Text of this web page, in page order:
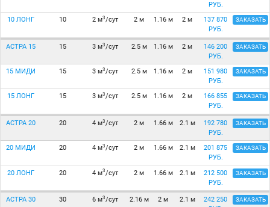
РУБ.
10 ЛОНГ 10 2 м3/сут 2 м 1.16 м 2 м
137 870
РУБ.
ЗАКАЗАТЬ
АСТРА 15 15 3 м3/сут 2.5 м 1.16 м 2 м
146 200
РУБ.
ЗАКАЗАТЬ
15 МИДИ 15 3 м3/сут 2.5 м 1.16 м 2 м
151 980
РУБ.
ЗАКАЗАТЬ
15 ЛОНГ 15 3 м3/сут 2.5 м 1.16 м 2 м
166 855
РУБ.
ЗАКАЗАТЬ
АСТРА 20 20 4 м3/сут 2 м 1.66 м 2.1 м
192 780
РУБ.
ЗАКАЗАТЬ
20 МИДИ 20 4 м3/сут 2 м 1.66 м 2.1 м
201 875
РУБ.
ЗАКАЗАТЬ
20 ЛОНГ 20 4 м3/сут 2 м 1.66 м 2.1 м
212 500
РУБ.
ЗАКАЗАТЬ
АСТРА 30 30 6 м3/сут 2.16 м 2 м 2.1 м
242 250
ЗАКАЗАТЬ